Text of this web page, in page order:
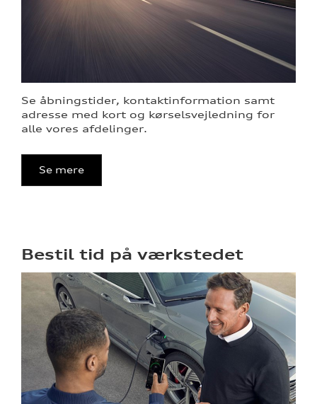
Se åbningstider, kontaktinformation samt
adresse med kort og kørselsvejledning for
alle vores afdelinger.
Se mere
Bestil tid på værkstedet